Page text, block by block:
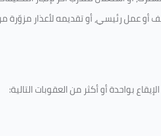
عمل رئيسي، أو تقديمه لأعذار مزوّرة
بواحدة أو أكثر من العقوبات التالية: